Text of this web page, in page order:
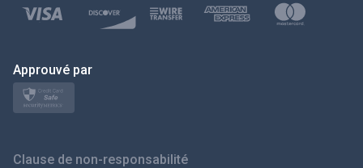
Polski
日本
Approuvé par
Clause de non-responsabilité